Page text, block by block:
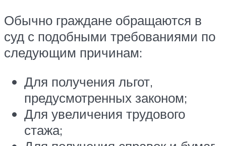
Обычно граждане обращаются в
суд с подобными требованиями по
следующим причинам:
Для получения льгот,
предусмотренных законом;
Для увеличения трудового
стажа;